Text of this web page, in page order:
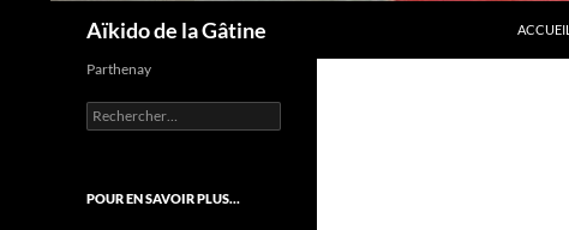
Aïkido de la Gâtine
ACCUEIL
Parthenay
Rechercher :
POUR EN SAVOIR PLUS…